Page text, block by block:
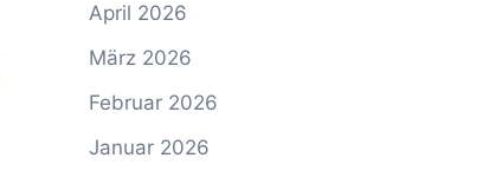
April 2026
März 2026
Februar 2026
Januar 2026